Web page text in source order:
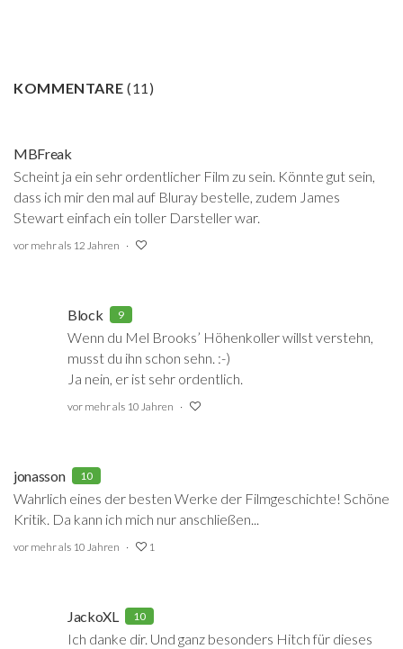
KOMMENTARE(11 )
MBFreak
Scheint ja ein sehr ordentlicher Film zu sein. Könnte gut sein,
dass ich mir den mal auf Bluray bestelle, zudem James
Stewart einfach ein toller Darsteller war.
vor mehr als 12 Jahren
Block 9
Wenn du Mel Brooks’ Höhenkoller willst verstehn,
musst du ihn schon sehn. :-)
Ja nein, er ist sehr ordentlich.
vor mehr als 10 Jahren
jonasson 10
Wahrlich eines der besten Werke der Filmgeschichte! Schöne
Kritik. Da kann ich mich nur anschließen...
vor mehr als 10 Jahren 1
JackoXL 10
Ich danke dir. Und ganz besonders Hitch für dieses